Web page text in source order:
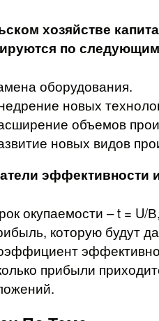
хозяйстве
по
оборудования.
новых
объемов
новых видов
эффективности
окупаемости – t = U/
которую будут
прибыли